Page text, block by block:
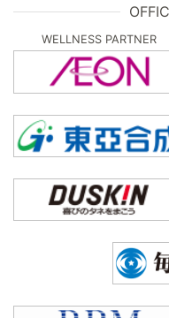
WELLNESS PARTNER